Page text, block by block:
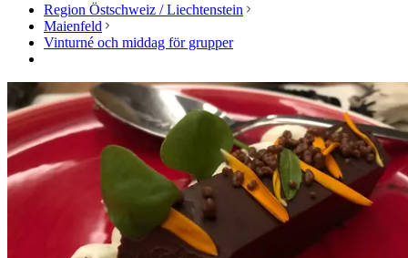
Region Östschweiz / Liechtenstein
Maienfeld
Vinturné och middag för grupper